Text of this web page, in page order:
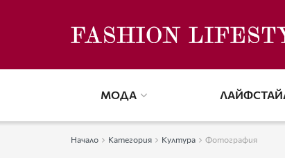
МОДА
Начало Категория Култура Фотография